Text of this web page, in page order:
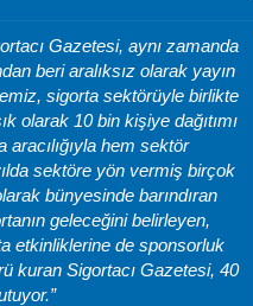
Gazetesi, aynı zamanda
beri aralıksız olarak yayın
sigorta sektörüyle birlikte
olarak 10 bin kişiye dağıtımı
hem sektör
sektöre yön vermiş birçok
bünyesinde barındıran
geleceğini belirleyen,
etkinliklerine de sponsorluk
kuran Sigortacı Gazetesi, 40